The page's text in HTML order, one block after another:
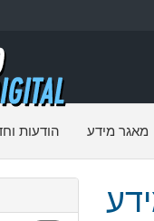
הודעות מאגר מידע